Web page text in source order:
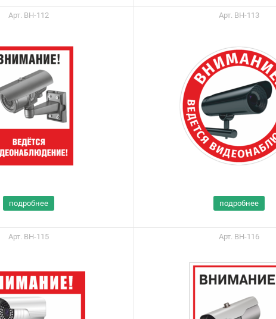
Арт. ВН-112
подробнее
Арт. ВН-113
подробнее
Арт. ВН-115 Арт. ВН-116